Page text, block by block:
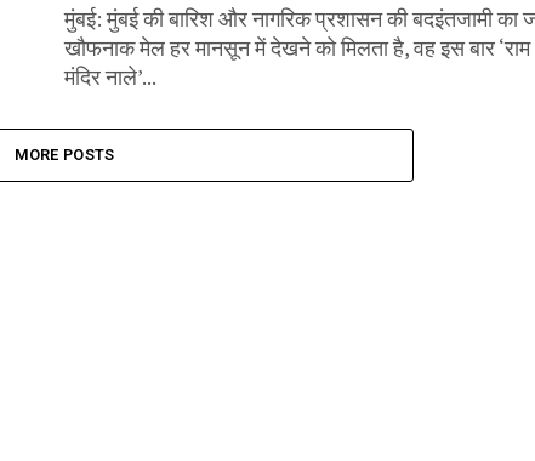
मुंबई: मुंबई की बारिश और नागरिक प्रशासन की बदइंतजामी का
खौफनाक मेल हर मानसून में देखने को मिलता है, वह इस बार ‘राम
मंदिर नाले’...
MORE POSTS